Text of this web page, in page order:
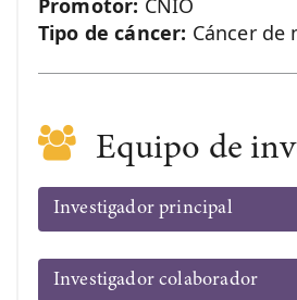
Promotor: CNIO
Tipo de cáncer: Cáncer de
Equipo de
Investigador principal
Investigador colaborador